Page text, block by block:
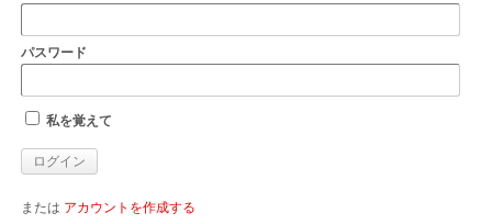
パスワード
私を覚えて
または アカウントを作成する